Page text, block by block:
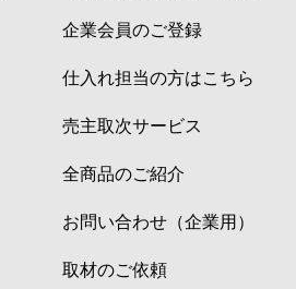
企業会員のご登録
仕入れ担当の方はこちら
売主取次サービス
全商品のご紹介
お問い合わせ（企業用）
取材のご依頼